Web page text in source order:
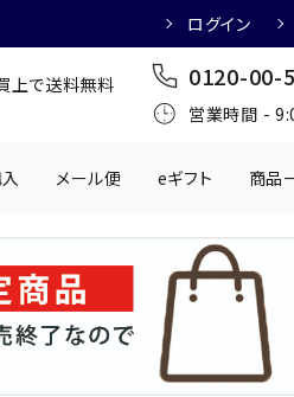
ログイン
上で送料無料 0120-00-
営業時間 -
品 かわきもの
日本酒におす
1,001円～2,000円 2,001
メール便 eギフト 商品